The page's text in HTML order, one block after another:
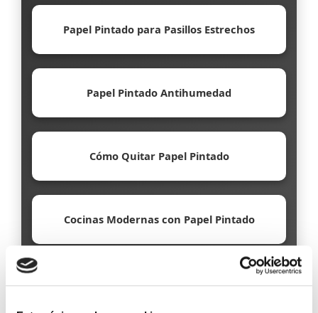
Papel Pintado para Pasillos Estrechos
Papel Pintado Antihumedad
Cómo Quitar Papel Pintado
Cocinas Modernas con Papel Pintado
Papel Pintado Ecológico